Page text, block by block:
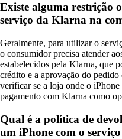
Existe alguma restrição
serviço da Klarna na
Geralmente, para utilizar o
o consumidor precisa atender
estabelecidos pela Klarna, que
crédito e a aprovação do
verificar se a loja onde o
pagamento com Klarna como
Qual é a política de
um iPhone com o